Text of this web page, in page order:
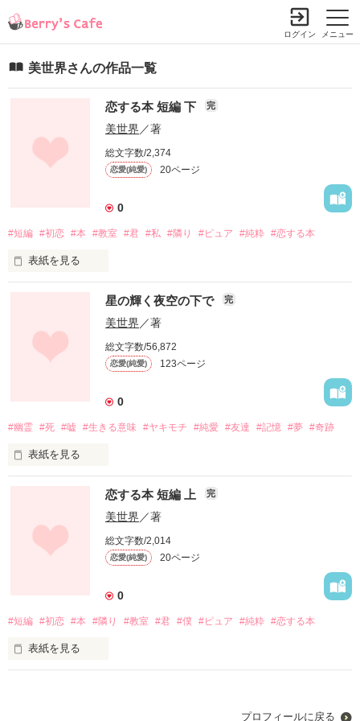
メニュー
ログイン
美世界さんの作品一覧
恋する本 短編 下 完
美世界 ／著
総文字数/2,374
恋愛(純愛) 20ページ
0
#短編 #初恋 #本 #教室 #君 #私 #隣り #ピュア #純粋 #恋する本
表紙を見る
「この本を読むと恋をする」
そんなうたい文句に乗せられて
買ってしまった単行本
星の輝く夜空の下で 完
美世界 ／著
総文字数/56,872
恋愛(純愛) 123ページ
0
#幽霊 #死 #嘘 #生きる意味 #ヤキモチ #純愛 #友達 #記憶 #夢 #奇跡
表紙を見る
交通事故がきっかけで
幽霊が見えるようになってしまった夏芽
記憶のない幽霊に出会い
生きる意味を知り
恋する本 短編 上 完
美世界 ／著
総文字数/2,014
恋愛(純愛) 20ページ
0
#短編 #初恋 #本 #隣り #教室 #君 #僕 #ピュア #純粋 #恋する本
表紙を見る
プロフィールに戻る